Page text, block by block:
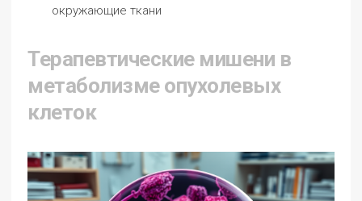
окружающие ткани
Терапевтические мишени в
метаболизме опухолевых
клеток